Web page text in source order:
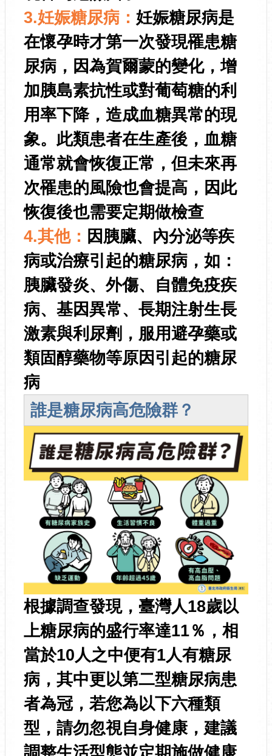
3.妊娠糖尿病： 妊娠糖尿病是
在懷孕時才第一次發現罹患糖
尿病，因為賀爾蒙的變化，增
加胰島素抗性或對葡萄糖的利
用率下降，造成血糖異常的現
象。此類患者在生產後，血糖
通常就會恢復正常，但未來再
次罹患的風險也會提高，因此
恢復後也需要定期做檢查
4.其他： 因胰臟、內分泌等疾
病或治療引起的糖尿病，如：
胰臟發炎、外傷、自體免疫疾
病、基因異常、長期注射生長
激素與利尿劑，服用避孕藥或
類固醇藥物等原因引起的糖尿
病
誰是糖尿病高危險群？
根據調查發現，臺灣人18歲以
上糖尿病的盛行率達11％，相
當於10人之中便有1人有糖尿
病，其中更以第二型糖尿病患
者為冠，若您為以下六種類
型，請勿忽視自身健康，建議
調整生活型態並定期施做健康